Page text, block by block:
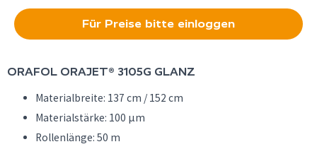
Für Preise bitte einloggen
ORAFOL ORAJET® 3105G GLANZ
Materialbreite: 137 cm / 152 cm
Materialstärke: 100 µm
Rollenlänge: 50 m